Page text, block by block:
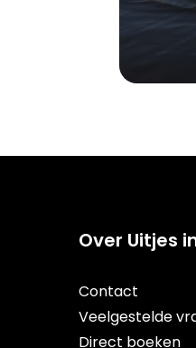
Over Uitjes
Contact
Veelgestelde
Direct boeken